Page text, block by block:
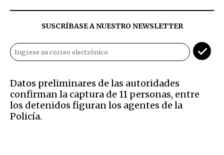
SUSCRÍBASE A NUESTRO NEWSLETTER
Datos preliminares de las autoridades
confirman la captura de 11 personas, entre
los detenidos figuran los agentes de la
Policía.